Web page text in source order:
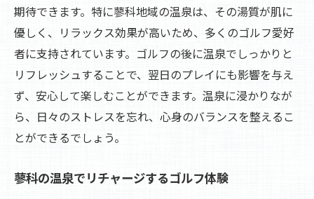
期待できます。特に蓼科地域の温泉は、その湯質が肌に
優しく、リラックス効果が高いため、多くのゴルフ愛好
者に支持されています。ゴルフの後に温泉でしっかりと
リフレッシュすることで、翌日のプレイにも影響を与え
ず、安心して楽しむことができます。温泉に浸かりなが
ら、日々のストレスを忘れ、心身のバランスを整えるこ
とができるでしょう。
蓼科の温泉でリチャージするゴルフ体験